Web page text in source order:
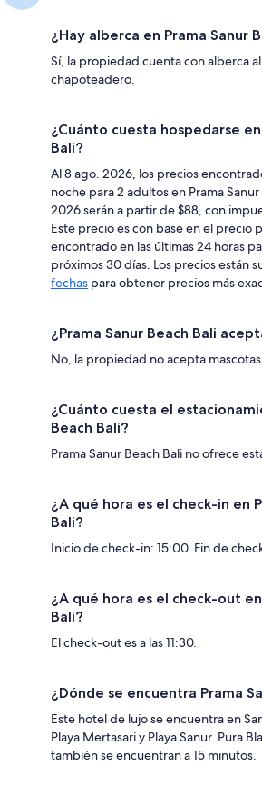
¿Hay alberca en Prama Sanur
Sí, la propiedad cuenta con alberca
chapoteadero.
¿Cuánto cuesta hospedarse
Bali?
Al 8 ago. 2026, los precios
noche para 2 adultos en Prama
2026 serán a partir de $88, con
Este precio es con base en el precio
encontrado en las últimas 24 horas
próximos 30 días. Los precios están
fechas para obtener precios más
¿Prama Sanur Beach Bali
No, la propiedad no acepta
¿Cuánto cuesta el
Beach Bali?
Prama Sanur Beach Bali no ofrece
¿A qué hora es el check-in en
Bali?
Inicio de check-in: 15:00. Fin de
¿A qué hora es el check-out
Bali?
El check-out es a las 11:30.
¿Dónde se encuentra Prama
Este hotel de lujo se encuentra en
Playa Mertasari y Playa Sanur. Pura
también se encuentran a 15 minutos.